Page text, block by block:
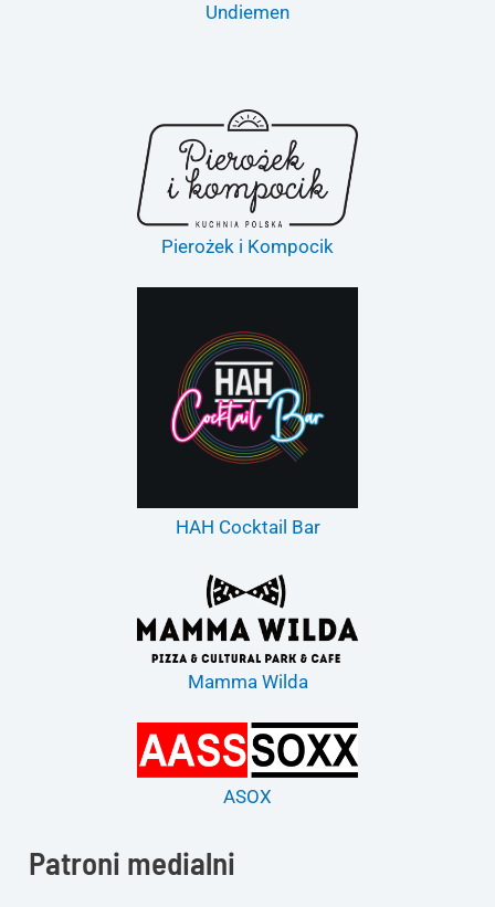
Undiemen
Pierożek i Kompocik
HAH Cocktail Bar
Mamma Wilda
ASOX
Patroni medialni